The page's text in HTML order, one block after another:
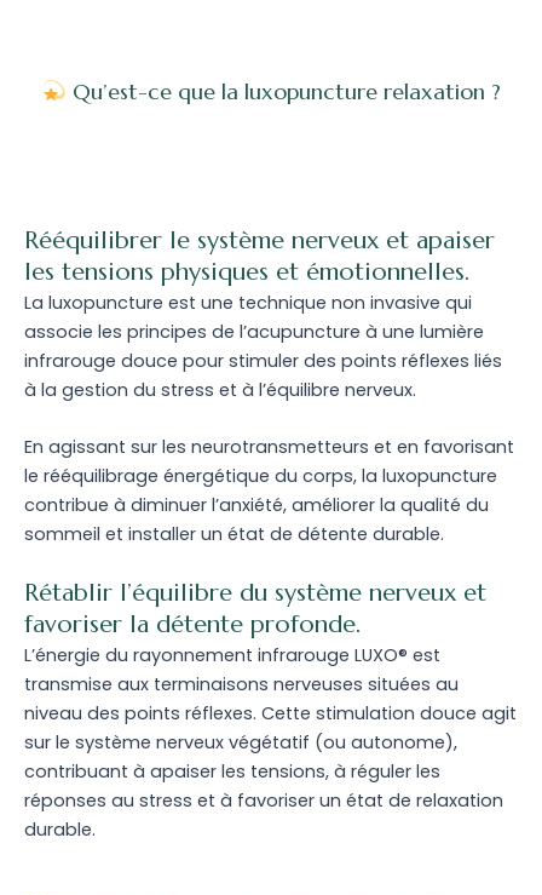
Qu’est-ce que la luxopuncture relaxation ?
Rééquilibrer le système nerveux et apaiser
les tensions physiques et émotionnelles.
La luxopuncture est une technique non invasive qui
associe les principes de l’acupuncture à une lumière
infrarouge douce pour stimuler des points réflexes liés
à la gestion du stress et à l’équilibre nerveux.
En agissant sur les neurotransmetteurs et en favorisant
le rééquilibrage énergétique du corps, la luxopuncture
contribue à diminuer l’anxiété, améliorer la qualité du
sommeil et installer un état de détente durable.
Rétablir l’équilibre du système nerveux et
favoriser la détente profonde.
L’énergie du rayonnement infrarouge LUXO® est
transmise aux terminaisons nerveuses situées au
niveau des points réflexes. Cette stimulation douce agit
sur le système nerveux végétatif (ou autonome),
contribuant à apaiser les tensions, à réguler les
réponses au stress et à favoriser un état de relaxation
durable.